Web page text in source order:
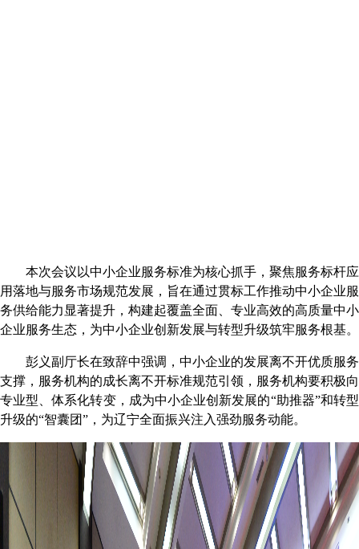
本次会议以中小企业服务标准为核心抓手，聚焦服务标杆应
用落地与服务市场规范发展，旨在通过贯标工作推动中小企业服
务供给能力显著提升，构建起覆盖全面、专业高效的高质量中小
企业服务生态，为中小企业创新发展与转型升级筑牢服务根基。
彭义副厅长在致辞中强调， 中小企业的发展离不开优质服务
支撑，服务机构的成长离不开标准规范引领 ， 服务机构要积极向
专业型、体系化转变，成为中小企业创新发展的“助推器”和转型
升级的“智囊团” ，为辽宁全面振兴注入强劲服务动能。